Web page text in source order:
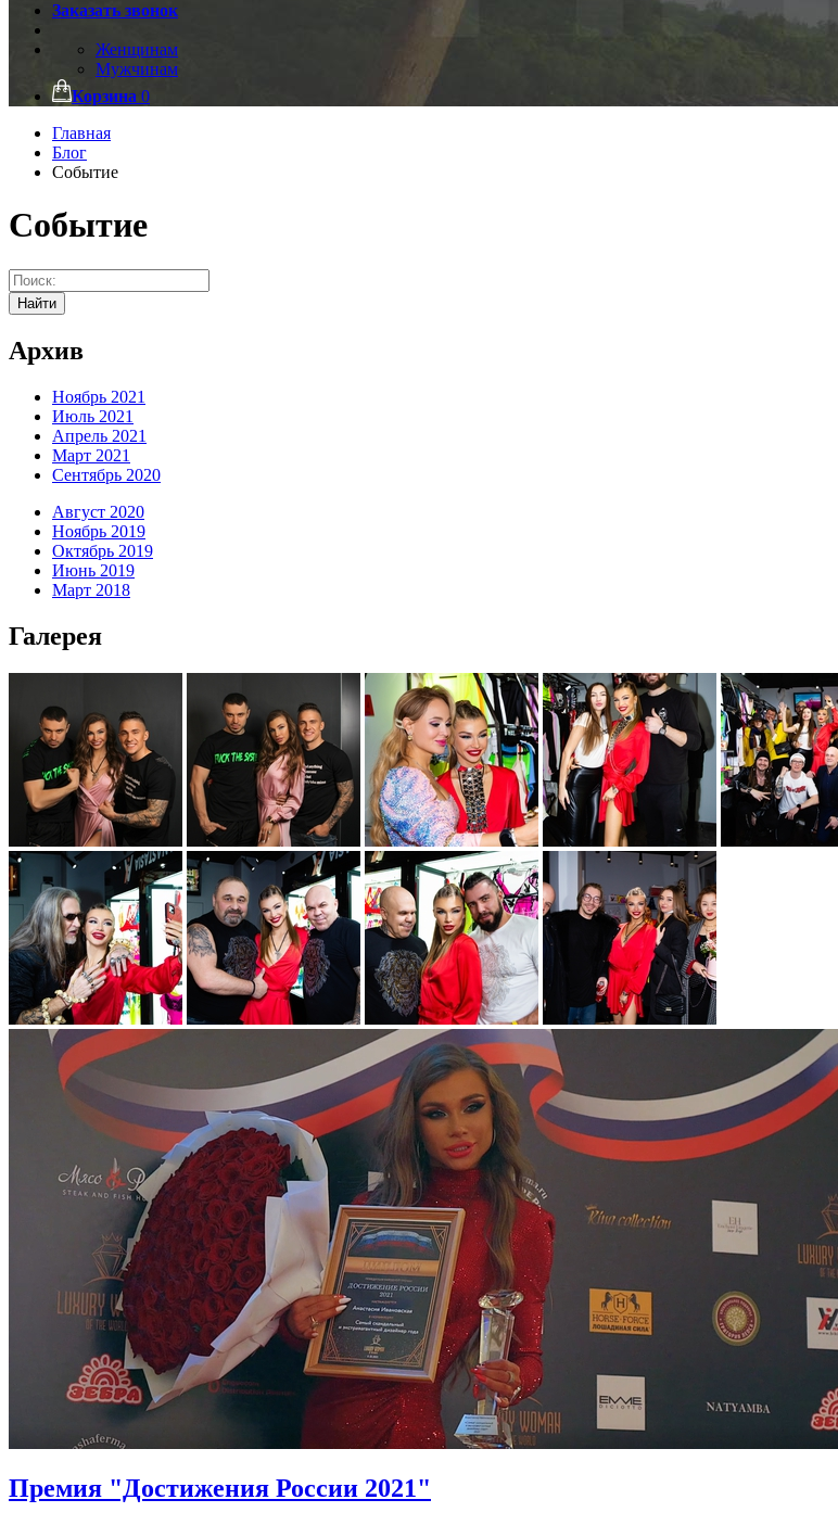
Заказать звонок
Женщинам
Мужчинам
Корзина 0
Главная
Блог
Событие
Событие
Найти
Архив
Ноябрь 2021
Июль 2021
Апрель 2021
Март 2021
Сентябрь 2020
Август 2020
Ноябрь 2019
Октябрь 2019
Июнь 2019
Март 2018
Галерея
Премия "Достижения России 2021"